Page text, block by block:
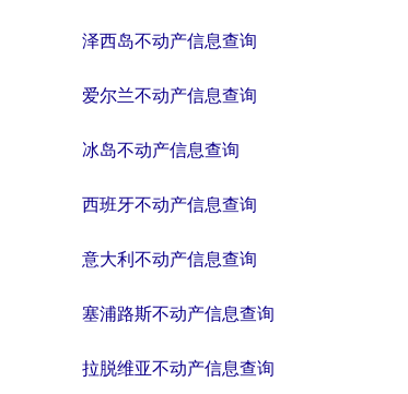
泽西岛不动产信息查询
爱尔兰不动产信息查询
冰岛不动产信息查询
西班牙不动产信息查询
意大利不动产信息查询
塞浦路斯不动产信息查询
拉脱维亚不动产信息查询